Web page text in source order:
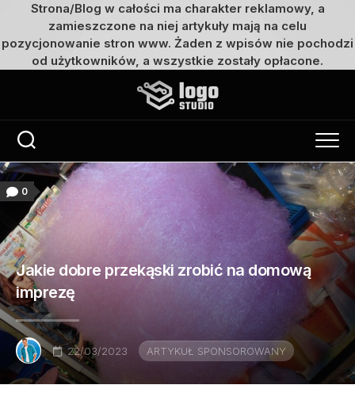
Strona/Blog w całości ma charakter reklamowy, a
zamieszczone na niej artykuły mają na celu
pozycjonowanie stron www. Żaden z wpisów nie pochodzi
od użytkowników, a wszystkie zostały opłacone.
0
Jakie dobre przekąski zrobić na domową
imprezę
22/03/2023 ARTYKUŁ SPONSOROWANY